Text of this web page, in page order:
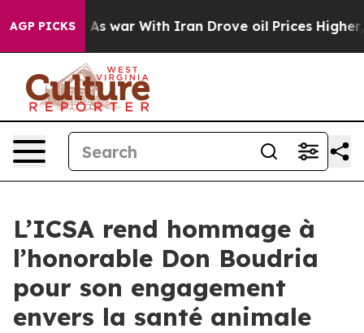
AGP PICKS
it Didn’t As war With Iran Drove oil Prices Higher,
L’ICSA rend hommage à
l’honorable Don Boudria
pour son engagement
envers la santé animale